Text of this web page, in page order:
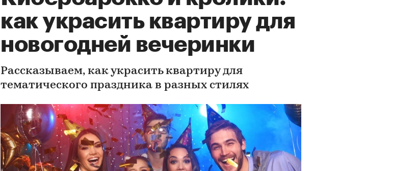
как украсить квартиру для
новогодней вечеринки
Рассказываем, как украсить квартиру для
тематического праздника в разных стилях